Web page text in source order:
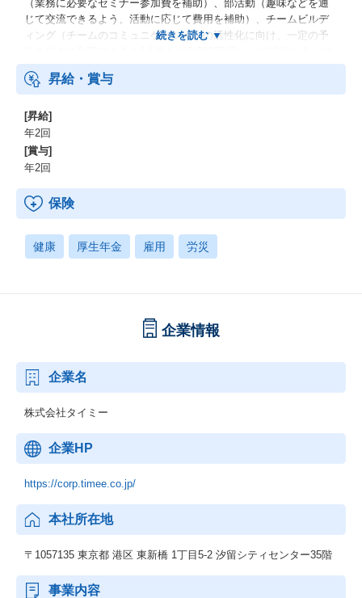
★キャリアへのインパクト
・単なるプロダクトの説明ではなく、お客様の経営課題を深く診
断し、最適なソリューションを自ら設計し、
があります
・新たなビジネスモデルの事業責任者やプロジェクトオーナーと
～参考資料～
▼社員インタビュー「プロであるために考え続けるチームに」戦
略設計と組織づくりを同時進行した営業マネージャーの1年」
https://note.timee.co.jp/n/n647e3bc467da?magazine_key=m499ad
bc43efb
（業務に必要なセミナー参加費を補助）、部活動（趣味などを通
じて交流できるよう、活動に応じて費用を補助）、チームビルデ
ィング（チームのコミュニケーションの活性化に向け、一定の予
婚した従業員に祝い金を支給） 等
昇給・賞与
[昇給]
年2回
[賞与]
年2回
保険
健康 厚生年金 雇用 労災
企業情報
企業名
株式会社タイミー
企業HP
https://corp.timee.co.jp/
本社所在地
〒1057135 東京都 港区 東新橋 1丁目5-2 汐留シティセンター35階
事業内容